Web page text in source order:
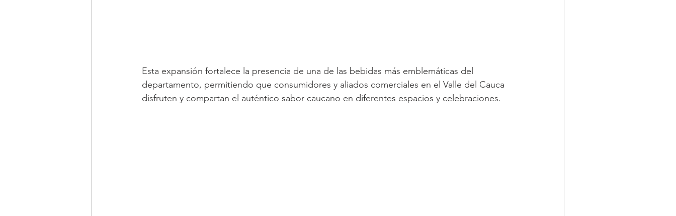
Esta expansión fortalece la presencia de una de las bebidas más emblemáticas del
departamento, permitiendo que consumidores y aliados comerciales en el Valle del Cauca
disfruten y compartan el auténtico sabor caucano en diferentes espacios y celebraciones.